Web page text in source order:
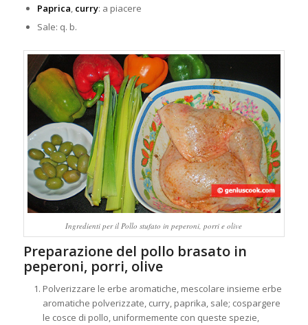
Paprica, curry: a piacere
Sale: q. b.
Ingredienti per il Pollo stufato in peperoni, porri e olive
Preparazione del pollo brasato in
peperoni, porri, olive
Polverizzare le erbe aromatiche, mescolare insieme erbe
aromatiche polverizzate, curry, paprika, sale; cospargere
le cosce di pollo, uniformemente con queste spezie,